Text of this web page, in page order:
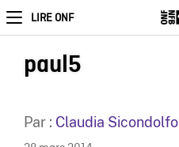
LIRE ONF
paul5
Par : Claudia Sicondolfo